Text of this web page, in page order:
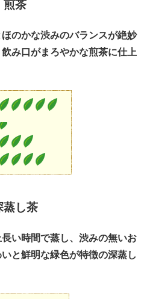
煎茶
のかな渋みのバランスが絶妙
み口がまろやかな煎茶に仕上
蒸し茶
い時間で蒸し、渋みの無いお
と鮮明な緑色が特徴の深蒸し